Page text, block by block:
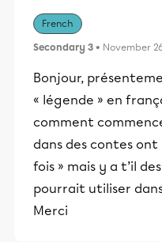
French
Secondary 3 • November
Bonjour,
« légende » en
comment
dans des contes
fois » mais y a t’il
pourrait utiliser
Merci